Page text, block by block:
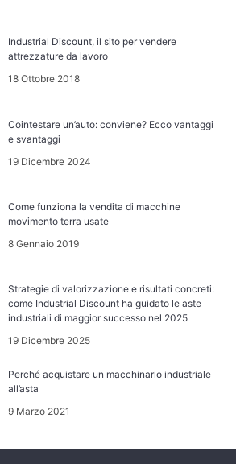
Industrial Discount, il sito per vendere
attrezzature da lavoro
18 Ottobre 2018
Cointestare un’auto: conviene? Ecco vantaggi
e svantaggi
19 Dicembre 2024
Come funziona la vendita di macchine
movimento terra usate
8 Gennaio 2019
Strategie di valorizzazione e risultati concreti:
come Industrial Discount ha guidato le aste
industriali di maggior successo nel 2025
19 Dicembre 2025
Perché acquistare un macchinario industriale
all’asta
9 Marzo 2021